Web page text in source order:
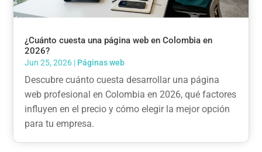
¿Cuánto cuesta una página web en Colombia en
2026?
Jun 25, 2026 | Páginas web
Descubre cuánto cuesta desarrollar una página
web profesional en Colombia en 2026, qué factores
influyen en el precio y cómo elegir la mejor opción
para tu empresa.